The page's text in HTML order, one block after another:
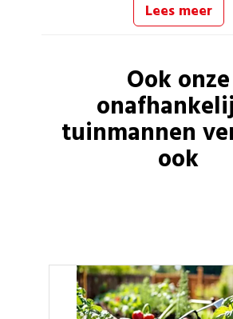
Lees meer
Ook onze
tuinmannen
ook